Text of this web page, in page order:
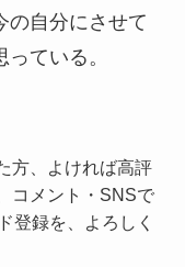
の自分にさせて
ている。
方、よければ高評
コメント・SNSで
登録を、よろしく